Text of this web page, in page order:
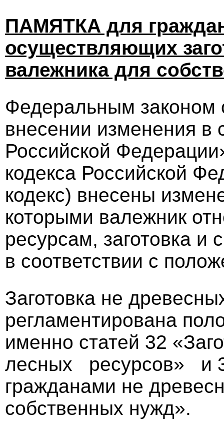
ПАМЯТКА для
осуществляющих
валежника для
Федеральным
внесении изменения в
Российской
кодекса Российской
кодекс) внесены
которыми валежник
ресурсам, заготовка и
в соответствии с
Заготовка не
регламентирована
именно статей 32
лесных ресурсов» и
гражданами не
собственных нужд».